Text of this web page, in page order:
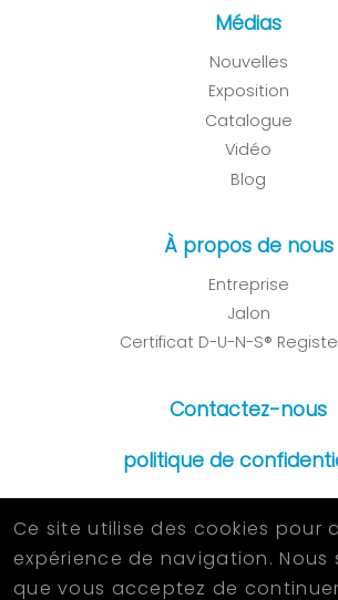
Médias
Nouvelles
Exposition
Catalogue
Vidéo
Blog
À propos de nous
Entreprise
Jalon
Certificat D-U-N-S®
Contactez-nous
politique de
2026 © KUN FENG METAL INDUSTRIAL
Reserved.Designed by Lets
Ce site utilise des cookies pour
expérience de navigation. Nous
que vous acceptez de